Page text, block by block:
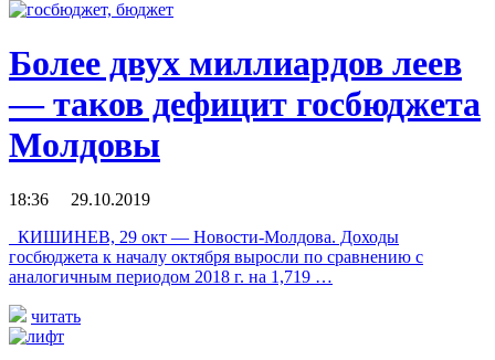
Более двух миллиардов леев
— таков дефицит госбюджета
Молдовы
18:36 29.10.2019
КИШИНЕВ, 29 окт — Новости-Молдова. Доходы
госбюджета к началу октября выросли по сравнению с
аналогичным периодом 2018 г. на 1,719 …
читать